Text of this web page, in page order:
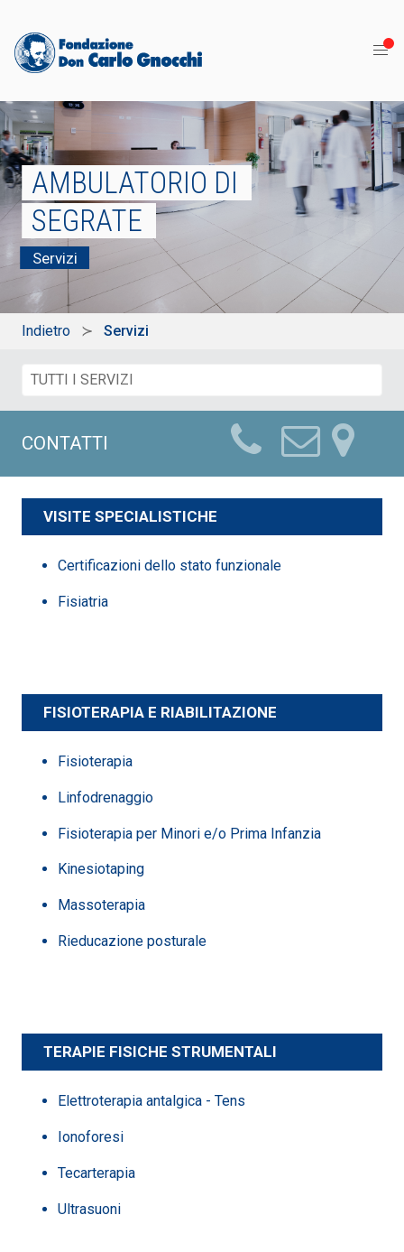
AMBULATORIO DI
SEGRATE
Servizi
Indietro Servizi
CONTATTI
VISITE SPECIALISTICHE
Certificazioni dello stato funzionale
Fisiatria
FISIOTERAPIA E RIABILITAZIONE
Fisioterapia
Linfodrenaggio
Fisioterapia per Minori e/o Prima Infanzia
Kinesiotaping
Massoterapia
Rieducazione posturale
TERAPIE FISICHE STRUMENTALI
Elettroterapia antalgica - Tens
Ionoforesi
Tecarterapia
Ultrasuoni